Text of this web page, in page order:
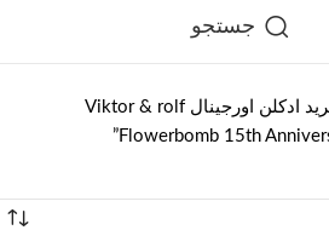
جستجو
محصولات برچسب خورده “خرید ادکلن اورجینال Viktor & rolf
Flowerbomb 15th